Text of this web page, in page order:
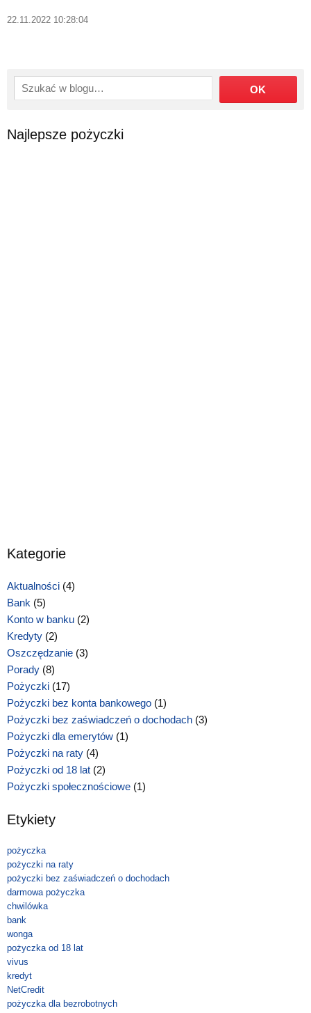
22.11.2022 10:28:04
Najlepsze pożyczki
Kategorie
Aktualności (4)
Bank (5)
Konto w banku (2)
Kredyty (2)
Oszczędzanie (3)
Porady (8)
Pożyczki (17)
Pożyczki bez konta bankowego (1)
Pożyczki bez zaświadczeń o dochodach (3)
Pożyczki dla emerytów (1)
Pożyczki na raty (4)
Pożyczki od 18 lat (2)
Pożyczki społecznościowe (1)
Etykiety
pożyczka
pożyczki na raty
pożyczki bez zaświadczeń o dochodach
darmowa pożyczka
chwilówka
bank
wonga
pożyczka od 18 lat
vivus
kredyt
NetCredit
pożyczka dla bezrobotnych